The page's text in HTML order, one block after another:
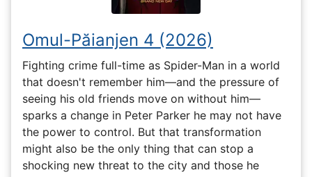
Omul-Păianjen 4 (2026)
Fighting crime full-time as Spider-Man in a world
that doesn't remember him—and the pressure of
seeing his old friends move on without him—
sparks a change in Peter Parker he may not have
the power to control. But that transformation
might also be the only thing that can stop a
shocking new threat to the city and those he